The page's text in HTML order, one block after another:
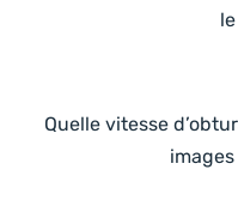
Quelle vitesse